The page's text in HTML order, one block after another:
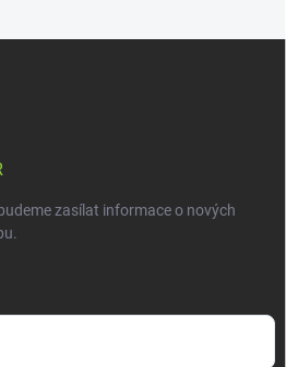
zasílat informace o nových